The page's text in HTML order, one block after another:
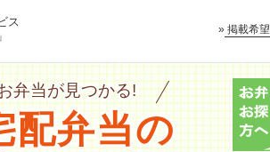
ス
» 掲載希
弁当が見つかる!
配弁当の